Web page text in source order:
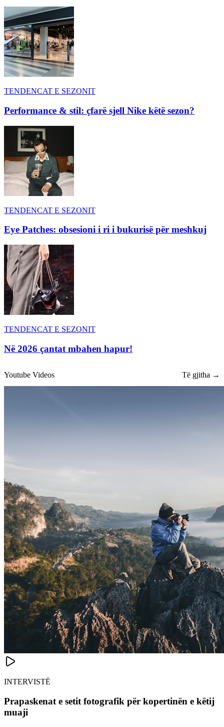
TENDENCAT E SEZONIT
Performance & stil: çfarë sjell Nike këtë sezon?
TENDENCAT E SEZONIT
Eye Patches: obsesioni i ri i bukurisë për meshkuj
TENDENCAT E SEZONIT
Në 2026 çantat mbahen hapur!
Youtube Videos Të gjitha →
INTERVISTË
Prapaskenat e setit fotografik për kopertinën e këtij
muaji